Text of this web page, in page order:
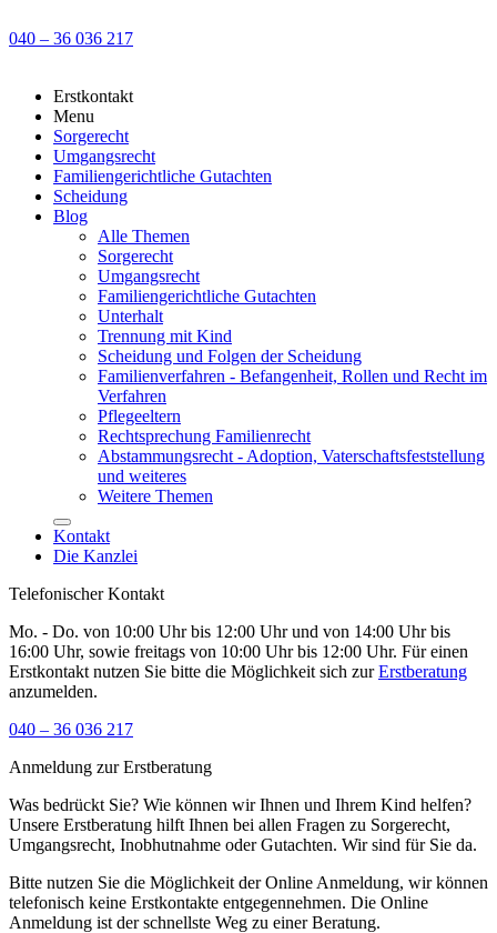
040 – 36 036 217
Erstkontakt
Menu
Sorgerecht
Umgangsrecht
Familiengerichtliche Gutachten
Scheidung
Blog
Alle Themen
Sorgerecht
Umgangsrecht
Familiengerichtliche Gutachten
Unterhalt
Trennung mit Kind
Scheidung und Folgen der Scheidung
Familienverfahren - Befangenheit, Rollen und Recht im
Verfahren
Pflegeeltern
Rechtsprechung Familienrecht
Abstammungsrecht - Adoption, Vaterschaftsfeststellung
und weiteres
Weitere Themen
Kontakt
Die Kanzlei
Telefonischer Kontakt
Mo. - Do. von 10:00 Uhr bis 12:00 Uhr und von 14:00 Uhr bis
16:00 Uhr, sowie freitags von 10:00 Uhr bis 12:00 Uhr. Für einen
Erstkontakt nutzen Sie bitte die Möglichkeit sich zurErstberatung
anzumelden.
040 – 36 036 217
Anmeldung zur Erstberatung
Was bedrückt Sie? Wie können wir Ihnen und Ihrem Kind helfen?
Unsere Erstberatung hilft Ihnen bei allen Fragen zu Sorgerecht,
Umgangsrecht, Inobhutnahme oder Gutachten. Wir sind für Sie da.
Bitte nutzen Sie die Möglichkeit der Online Anmeldung, wir können
telefonisch keine Erstkontakte entgegennehmen. Die Online
Anmeldung ist der schnellste Weg zu einer Beratung.